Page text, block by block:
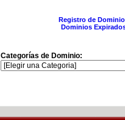
Registro de
Dominios
Categorías de Dominio: